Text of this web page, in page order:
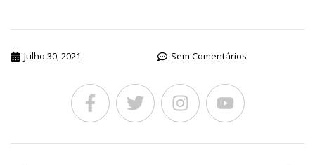
Julho 30, 2021 Sem Comentários